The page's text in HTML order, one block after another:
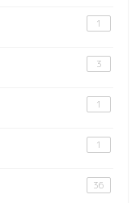
1
3
1
1
36